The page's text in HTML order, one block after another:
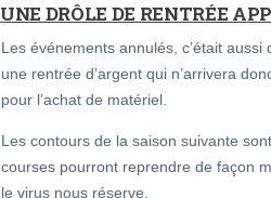
UNE DRÔLE DE RENTRÉE
Les événements annulés, c’était
une rentrée d’argent qui n’arrivera
pour l’achat de matériel.
Les contours de la saison suivante
courses pourront reprendre de façon
le virus nous réserve.